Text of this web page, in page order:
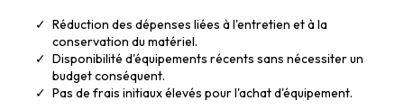
Réduction des dépenses liées à l'entretien et à la
conservation du matériel.
Disponibilité d'équipements récents sans nécessiter un
budget conséquent.
Pas de frais initiaux élevés pour l'achat d'équipement.